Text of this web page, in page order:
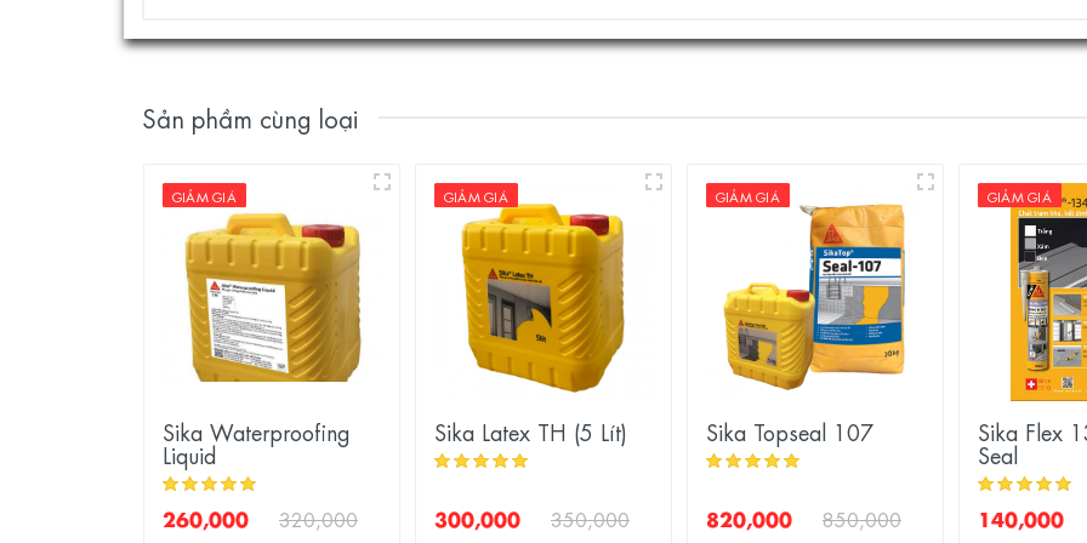
Sản phầm cùng loại
GIẢM GIÁ
Sika Waterproofing
Liquid
260,000 320,000
GIẢM GIÁ
Sika Latex TH (5 Lít)
300,000 350,000
GIẢM GIÁ
Sika Topseal 107
820,000 850,000
GIẢM GIÁ
Sika Flex
Seal
140,000